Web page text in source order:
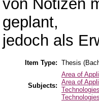
von Notizen
geplant,
jedoch als
Item Type: Thesis
Subjects:
Area of
Area of
Technologies
Technologies